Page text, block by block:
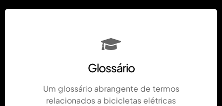
Glossário
Um glossário abrangente de termos
relacionados a bicicletas elétricas